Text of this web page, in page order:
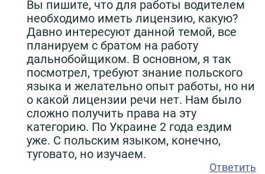
Вы пишите, что для работы водителем
необходимо иметь лицензию, какую?
Давно интересуют данной темой, все
планируем с братом на работу
дальнобойщиком. В основном, я так
посмотрел, требуют знание польского
языка и желательно опыт работы, но ни
о какой лицензии речи нет. Нам было
сложно получить права на эту
категорию. По Украине 2 года ездим
уже. С польским языком, конечно,
туговато, но изучаем.
Ответить